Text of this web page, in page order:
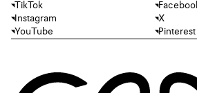
TikTok
Instagram
X
YouTube
Pinterest